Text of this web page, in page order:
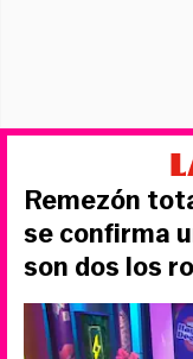
Remezón
se confirma
son dos los